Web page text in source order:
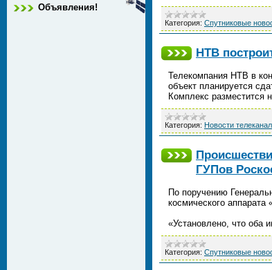
Объявления!
Категория: Спутниковые
НТВ
Телекомпания НТВ в
объект планируется
Комплекс разместится
Категория: Новости
ГУПов
По поручению
космического
«Установлено, что оба
Категория: Спутниковые